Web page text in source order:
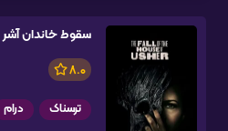
سقوط خاندان آشر
8.0
ترسناک درام